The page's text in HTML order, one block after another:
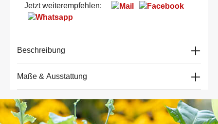
Jetzt weiterempfehlen:
Beschreibung
Maße & Ausstattung